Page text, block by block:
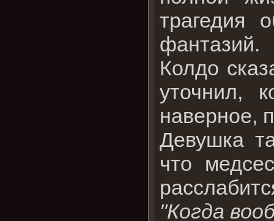
трагедия
фантазий.
Колдо
уточнил,
наверное,
Девушка
что
"Когда